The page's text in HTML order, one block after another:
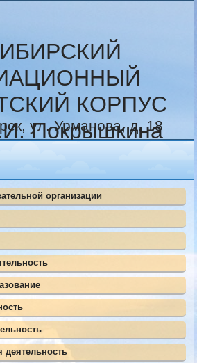
КОРПУС
Покрышкина
ул. Урманова, д. 18
организации
деятельность